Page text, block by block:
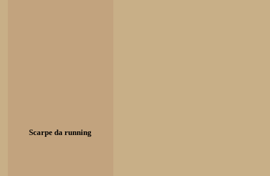
Scarpe da running